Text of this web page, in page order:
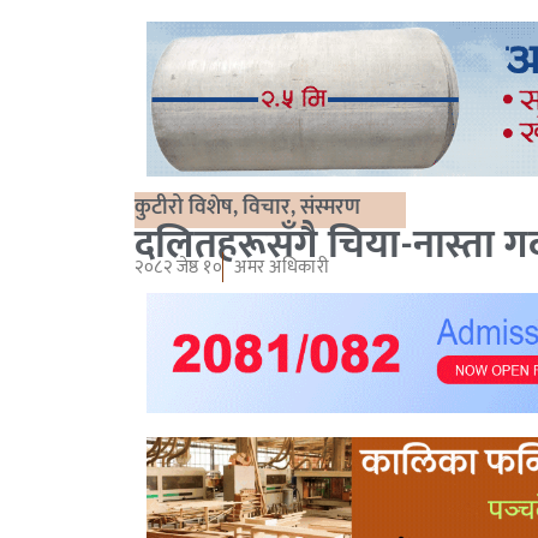
कुटीरो विशेष,विचार,संस्मरण
दलितहरूसँगै चिया-नास्ता
२०८२ जेष्ठ १० अमर अधिकारी